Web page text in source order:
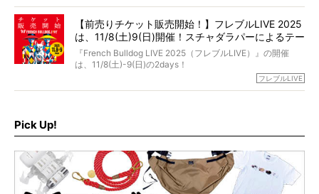
day1の司会はフレブルラバーのロッチさん。day2の音楽フ
ェスには世代ど真ん中のPUFFYが出演するなど、例年以上
に豪華なラインナップ。
北は北海道、南は鹿児島県から。全国のフレンチブルドッ
グが一堂に会した「フレブルLIVE2024」の模様を、詳しく
【前売りチケット販売開始！】フレブルLIVE 2025
は、11/8(土)9(日)開催！スチャダラパーによるテー
マソング制作も決定
『French Bulldog LIVE 2025（フレブルLIVE）』の開催
は、11/8(土)-9(日)の2days！
お得な前売りチケット、いよいよ販売スタートです！
ど、内容盛りだくさんでお送りしていますので、最後まで
お見逃しなく！
フレブルLIVE
Pick Up!